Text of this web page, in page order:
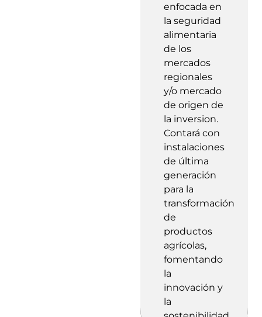
enfocada en
la seguridad
alimentaria
de los
mercados
regionales
y/o mercado
de origen de
la inversion.
Contará con
instalaciones
de última
generación
para la
transformación
de
productos
agrícolas,
fomentando
la
innovación y
la